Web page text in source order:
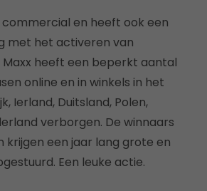
commercial en heeft ook een
met het activeren van
Maxx heeft een beperkt aantal
online en in winkels in het
Ierland, Duitsland, Polen,
verborgen. De winnaars
krijgen een jaar lang grote en
Een leuke actie.